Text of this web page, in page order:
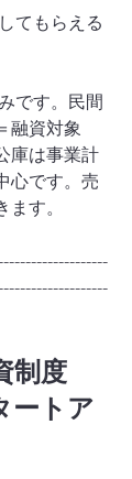
てもらえる
です。民間
融資対象
庫は事業計
心です。売
す。
制度
ートア